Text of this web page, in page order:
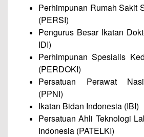
Perhimpunan Rumah Sakit
(PERSI)
Pengurus Besar Ikatan
IDI)
Perhimpunan Spesialis
(PERDOKI)
Persatuan Perawat
(PPNI)
Ikatan Bidan Indonesia (IBI)
Persatuan Ahli Teknologi
Indonesia (PATELKI)